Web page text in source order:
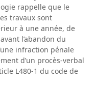
rappelle que le
travaux sont
à une année, de
l’abandon du
infraction pénale
d’un procès-verbal
L480-1 du code de